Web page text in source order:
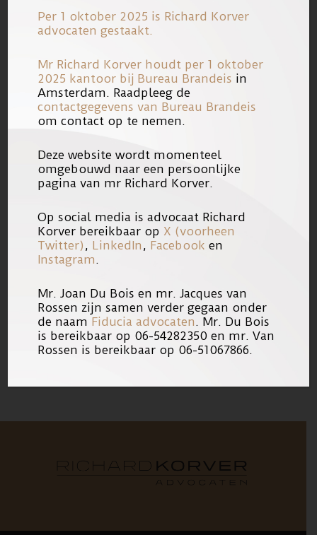
gerespecteerd bij film
Hieronder het artikel dat over deze
kwestie is geplaatst in NRC Next. Klik
op de afbeelding om te vergroten.
09/04/2018Link
Per 1 oktober 2025 is Richard Korver
advocaten gestaakt.
Mr Richard Korver houdt per 1 oktober
2025 kantoor bij Bureau Brandeis in
Amsterdam. Raadpleeg de
contactgegevens van Bureau Brandeis
om contact op te nemen.
Deze website wordt momenteel
omgebouwd naar een persoonlijke
pagina van mr Richard Korver.
Op social media is advocaat Richard
Korver bereikbaar op X (voorheen
Twitter) , LinkedIn , Facebook en
Instagram .
Mr. Joan Du Bois en mr. Jacques van
Rossen zijn samen verder gegaan onder
de naam Fiducia advocaten . Mr. Du Bois
is bereikbaar op 06-54282350 en mr. Van
Rossen is bereikbaar op 06-51067866.